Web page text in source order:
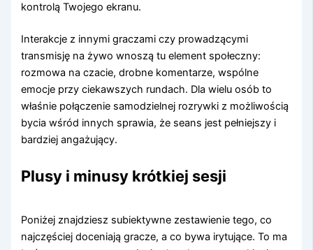
kontrolą Twojego ekranu.
Interakcje z innymi graczami czy prowadzącymi
transmisję na żywo wnoszą tu element społeczny:
rozmowa na czacie, drobne komentarze, wspólne
emocje przy ciekawszych rundach. Dla wielu osób to
właśnie połączenie samodzielnej rozrywki z możliwością
bycia wśród innych sprawia, że seans jest pełniejszy i
bardziej angażujący.
Plusy i minusy krótkiej sesji
Poniżej znajdziesz subiektywne zestawienie tego, co
najczęściej doceniają gracze, a co bywa irytujące. To ma